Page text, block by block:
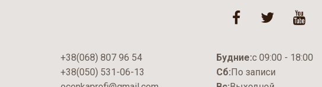
+38(068) 807 96 54
+38(050) 531-06-13
Будние:с 09:00 - 18:00
Сб:По записи